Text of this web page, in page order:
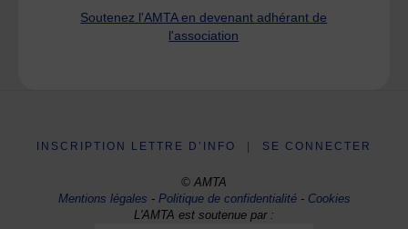
Soutenez l'AMTA en devenant adhérant de
l'association
INSCRIPTION LETTRE D’INFO SE CONNECTER
© AMTA
Mentions légales -Politique de confidentialité- Cookies
L'AMTA est soutenue par :